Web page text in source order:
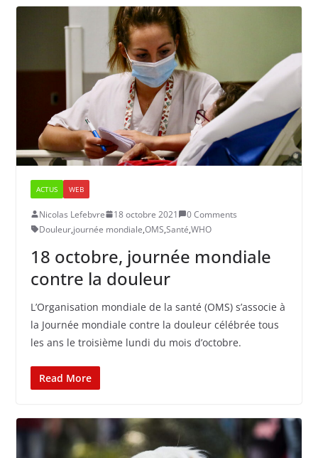
ACTUS WEB
Nicolas Lefebvre 18 octobre 2021
0 Comments
Douleur,journée mondiale,OMS,Santé,WHO
18 octobre, journée mondiale
contre la douleur
L’Organisation mondiale de la santé (OMS) s’associe à
la Journée mondiale contre la douleur célébrée tous
les ans le troisième lundi du mois d’octobre.
Read More